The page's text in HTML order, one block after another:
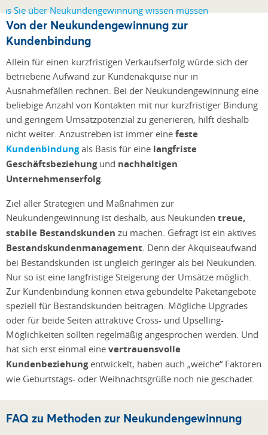
Von der Neukundengewinnung zur
Kundenbindung
Allein für einen kurzfristigen Verkaufserfolg würde sich der
betriebene Aufwand zur Kundenakquise nur in
Ausnahmefällen rechnen. Bei der Neukundengewinnung eine
beliebige Anzahl von Kontakten mit nur kurzfristiger Bindung
und geringem Umsatzpotenzial zu generieren, hilft deshalb
nicht weiter. Anzustreben ist immer eine feste
Kundenbindungals Basis für eine langfriste
Geschäftsbeziehungund nachhaltigen
Unternehmenserfolg.
Ziel aller Strategien und Maßnahmen zur
Neukundengewinnung ist deshalb, aus Neukunden treue,
stabile Bestandskunden zu machen. Gefragt ist ein aktives
Bestandskundenmanagement. Denn der Akquiseaufwand
bei Bestandskunden ist ungleich geringer als bei Neukunden.
Nur so ist eine langfristige Steigerung der Umsätze möglich.
Zur Kundenbindung können etwa gebündelte Paketangebote
speziell für Bestandskunden beitragen. Mögliche Upgrades
oder für beide Seiten attraktive Cross- und Upselling-
Möglichkeiten sollten regelmäßig angesprochen werden. Und
hat sich erst einmal eine vertrauensvolle
Kundenbeziehungentwickelt, haben auch „weiche“ Faktoren
wie Geburtstags- oder Weihnachtsgrüße noch nie geschadet.
FAQ zu Methoden zur Neukundengewinnung